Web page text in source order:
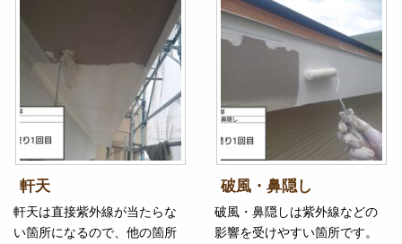
軒天
軒天は直接紫外線が当たらな
い箇所になるので、他の箇所
破風・鼻隠し
破風・鼻隠しは紫外線などの
影響を受けやすい箇所です。